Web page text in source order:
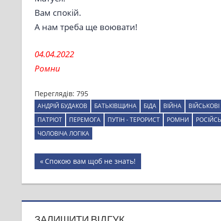
Вам спокій.
А нам треба ще воювати!
04.04.2022
Ромни
Переглядів: 795
АНДРІЙ БУДАКОВ БАТЬКІВЩИНА БІДА ВІЙНА
ПАТРІОТ
ПЕРЕМОГА ПУТІН - ТЕРОРИСТ РОМНИ
ЧОЛОВІЧА ЛОГІКА
Навігація
записів
Previous
Post:
Спокою вам щоб не знать!